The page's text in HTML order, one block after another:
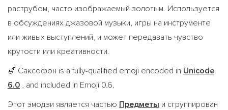
раструбом, часто изображаемый золотым. Используется
в обсуждениях джазовой музыки, игры на инструменте
или живых выступлений, и может передавать чувство
крутости или креативности.
🎷 Саксофон is a fully-qualified emoji encoded in Unicode
6.0 , and included in Emoji 0.6.
Этот эмодзи является частью Предметы и сгруппирован